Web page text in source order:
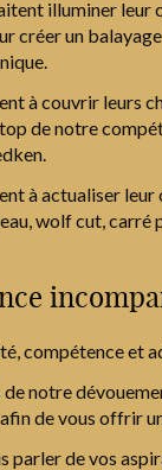
illuminer leur
créer un
à couvrir leurs
de notre
à actualiser
wolf cut, carré
compétence et
notre
de vous offrir
parler de vos